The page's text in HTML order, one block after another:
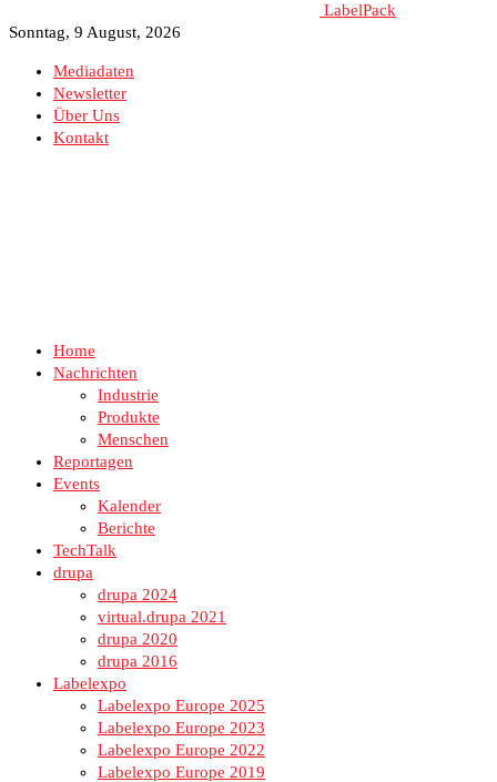
LabelPack
Sonntag, 9 August, 2026
Mediadaten
Newsletter
Über Uns
Kontakt
Home
Nachrichten
Industrie
Produkte
Menschen
Reportagen
Events
Kalender
Berichte
TechTalk
drupa
drupa 2024
virtual.drupa 2021
drupa 2020
drupa 2016
Labelexpo
Labelexpo Europe 2025
Labelexpo Europe 2023
Labelexpo Europe 2022
Labelexpo Europe 2019